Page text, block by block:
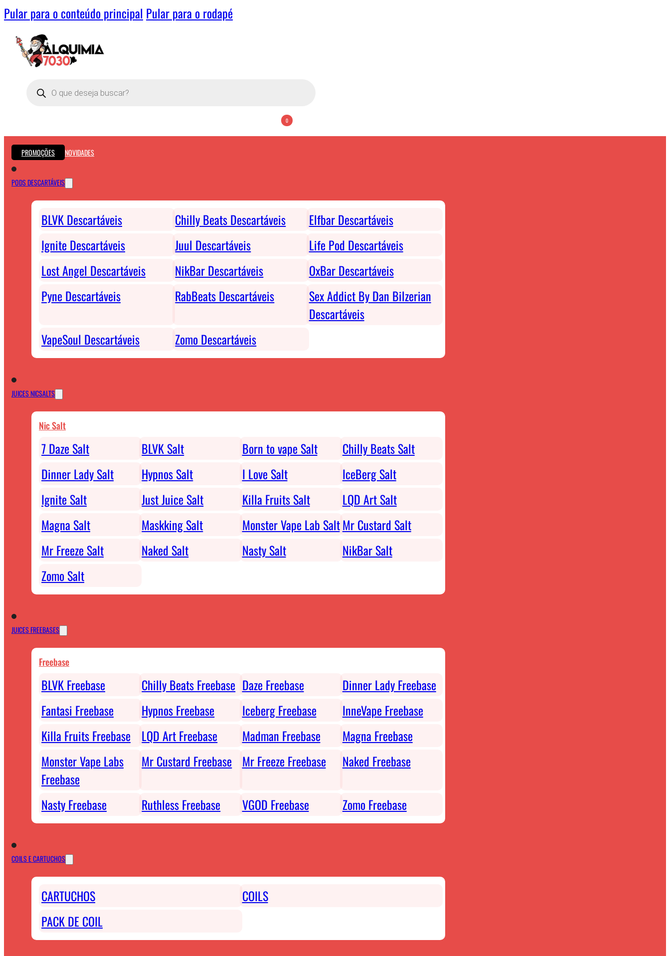
Pular para o conteúdo principal Pular para o rodapé
Pesquisar
produtos
0
PROMOÇÕES NOVIDADES
PODS DESCARTÁVEIS
BLVK Descartáveis Chilly Beats Descartáveis
Elfbar Descartáveis
Ignite Descartáveis
Juul Descartáveis
Life Pod Descartáveis
Lost Angel Descartáveis
NikBar Descartáveis
OxBar Descartáveis
Pyne Descartáveis
RabBeats Descartáveis
Sex Addict By Dan Bilzerian
Descartáveis
VapeSoul Descartáveis
Zomo Descartáveis
JUICES NICSALTS
Nic Salt
7 Daze Salt BLVK Salt Born to vape Salt
Chilly Beats Salt
Dinner Lady Salt
Hypnos Salt I Love Salt
IceBerg Salt
Ignite Salt
Just Juice Salt Killa Fruits Salt
LQD Art Salt
Magna Salt
Maskking Salt Monster Vape Lab SaltMr Custard Salt
Mr Freeze Salt
Naked Salt Nasty Salt
NikBar Salt
Zomo Salt
JUICES FREEBASES
Freebase
BLVK Freebase Chilly Beats Freebase Daze Freebase
Dinner Lady Freebase
Fantasi Freebase
Hypnos Freebase Iceberg Freebase
InneVape Freebase
Killa Fruits Freebase
LQD Art Freebase Madman Freebase
Magna Freebase
Monster Vape Labs
Freebase
Mr Custard Freebase Mr Freeze Freebase Naked Freebase
Nasty Freebase Ruthless Freebase VGOD Freebase Zomo Freebase
COILS E CARTUCHOS
CARTUCHOS
COILS
PACK DE COIL